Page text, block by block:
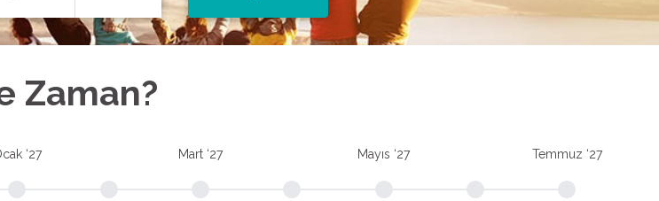
Zaman?
‘27 Mart ‘27 Mayıs ‘27 Temmuz ‘27